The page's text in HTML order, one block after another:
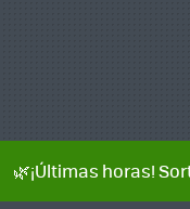
🌿¡Últimas horas!